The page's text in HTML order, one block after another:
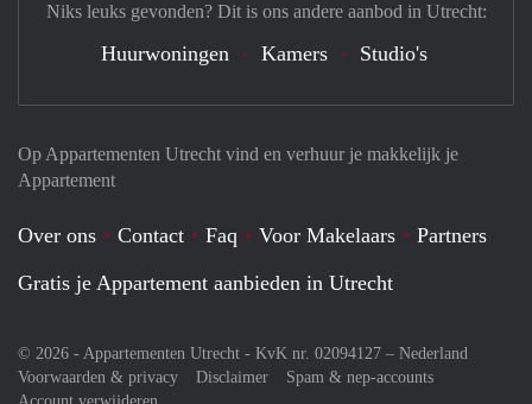
Op Appartementen Utrecht vind en verhuur je makkelijk je
Appartement
Over ons Contact Faq Voor Makelaars
Partners
Gratis je Appartement aanbieden in Utrecht
© 2026 - Appartementen Utrecht - KvK nr. 02094127 – Nederland
Voorwaarden & privacy
Disclaimer
Spam & nep-accounts
Niks leuks gevonden? Dit is ons andere aanbod in Utrecht:
Huurwoningen Kamers Studio's